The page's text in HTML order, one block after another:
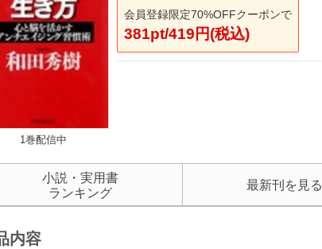
1巻配信中
会員登録限定70%OFFクーポンで
381pt/419円(税込)
小説・実用書
ランキング
最新刊を見る
内容